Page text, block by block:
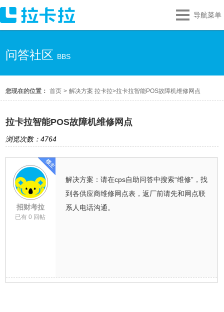
导航菜单
问答社区 BBS
您现在的位置： 首页 > 解决方案 拉卡拉>拉卡拉智能POS故障机维修网点
拉卡拉智能POS故障机维修网点
浏览次数：4764
招财考拉
已有 0 回帖
解决方案：请在cps自助问答中搜索“维修”，找
到各供应商维修网点表，返厂前请先和网点联
系人电话沟通。